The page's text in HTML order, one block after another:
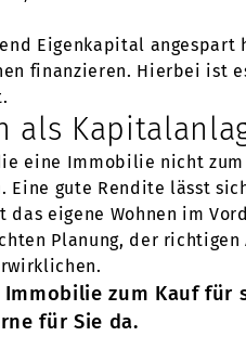
Eigenkapital
finanzieren. Hierbei ist
als
eine Immobilie nicht
Eine gute Rendite lässt
eigene Wohnen im
Planung, der richtigen
zum Kauf für
für Sie da.